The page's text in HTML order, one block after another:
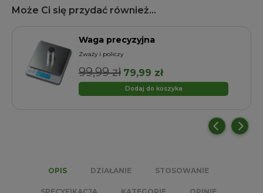
Może Ci się przydać również...
Waga precyzyjna
Zważy i policzy
99,99zł Pierwotna
cena
79,99 złAktualna
cena
Dodaj do koszyka
OPIS DZIAŁANIE STOSOWANIE